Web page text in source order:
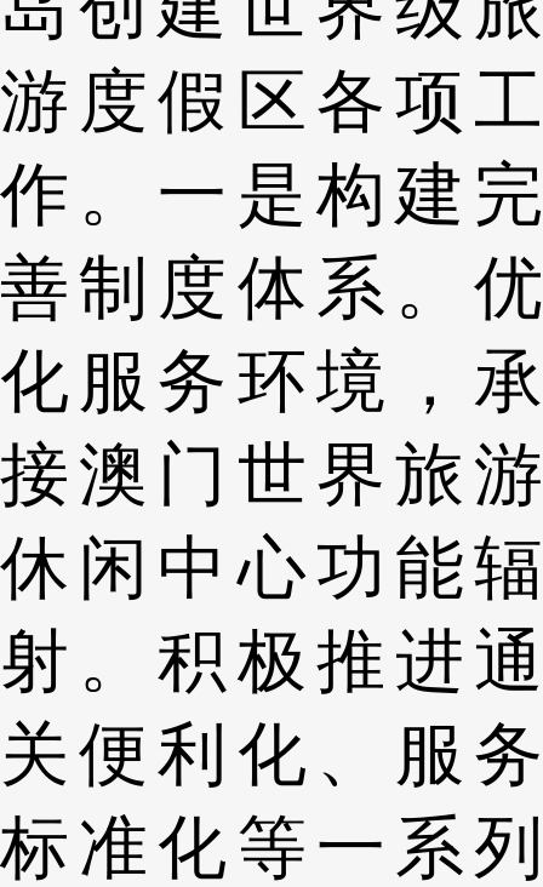
游度假区各项工
作。一是构建完
善制度体系。优
化服务环境，承
接澳门世界旅游
休闲中心功能辐
射。积极推进通
关便利化、服务
标准化等一系列